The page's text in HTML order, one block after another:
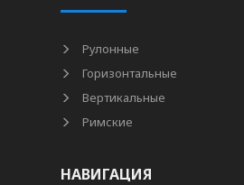
Рулонные
Горизонтальные
Вертикальные
Римские
НАВИГАЦИЯ